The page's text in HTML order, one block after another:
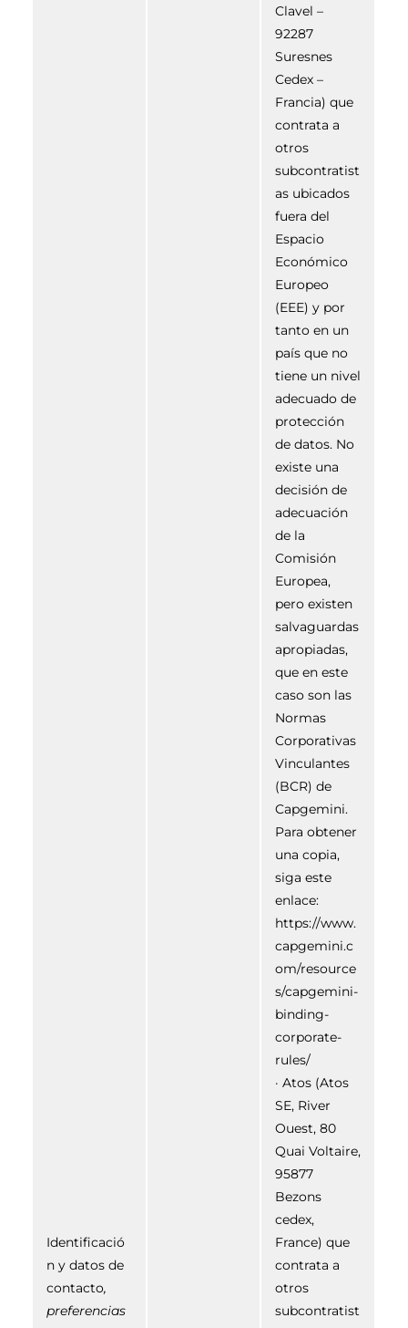
Identificació
n y datos de
contacto,
preferencias
Clavel –
92287
Suresnes
Cedex –
Francia) que
contrata a
otros
subcontratist
as ubicados
fuera del
Espacio
Económico
Europeo
(EEE) y por
tanto en un
país que no
tiene un nivel
adecuado de
protección
de datos. No
existe una
decisión de
adecuación
de la
Comisión
Europea,
pero existen
salvaguardas
apropiadas,
que en este
caso son las
Normas
Corporativas
Vinculantes
(BCR) de
Capgemini.
Para obtener
una copia,
siga este
enlace:
https://www.
capgemini.c
om/resource
s/capgemini-
binding-
corporate-
rules/
· Atos (Atos
SE, River
Ouest, 80
Quai Voltaire,
95877
Bezons
cedex,
France) que
contrata a
otros
subcontratist